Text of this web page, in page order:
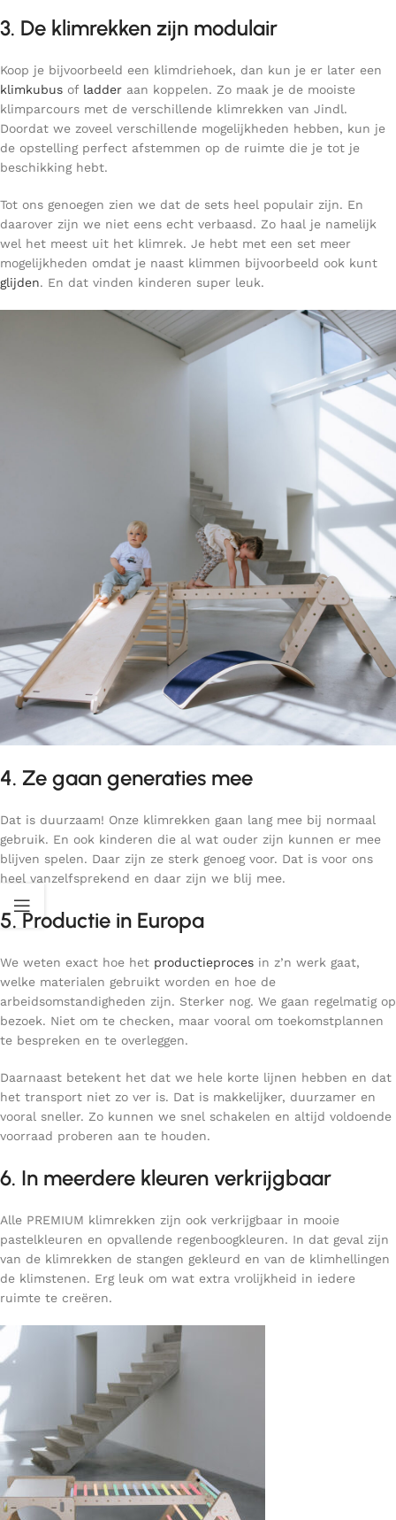
3. De klimrekken zijn modulair
Koop je bijvoorbeeld een klimdriehoek, dan kun je er later een
klimkubus of ladder aan koppelen. Zo maak je de mooiste
klimparcours met de verschillende klimrekken van Jindl.
Doordat we zoveel verschillende mogelijkheden hebben, kun je
de opstelling perfect afstemmen op de ruimte die je tot je
beschikking hebt.
Tot ons genoegen zien we dat de sets heel populair zijn. En
daarover zijn we niet eens echt verbaasd. Zo haal je namelijk
wel het meest uit het klimrek. Je hebt met een set meer
mogelijkheden omdat je naast klimmen bijvoorbeeld ook kunt
glijden. En dat vinden kinderen super leuk.
4. Ze gaan generaties mee
Dat is duurzaam! Onze klimrekken gaan lang mee bij normaal
gebruik. En ook kinderen die al wat ouder zijn kunnen er mee
blijven spelen. Daar zijn ze sterk genoeg voor. Dat is voor ons
heel vanzelfsprekend en daar zijn we blij mee.
5. Productie in Europa
We weten exact hoe het productieproces in z’n werk gaat,
welke materialen gebruikt worden en hoe de
arbeidsomstandigheden zijn. Sterker nog. We gaan regelmatig op
bezoek. Niet om te checken, maar vooral om toekomstplannen
te bespreken en te overleggen.
Daarnaast betekent het dat we hele korte lijnen hebben en dat
het transport niet zo ver is. Dat is makkelijker, duurzamer en
vooral sneller. Zo kunnen we snel schakelen en altijd voldoende
voorraad proberen aan te houden.
6. In meerdere kleuren verkrijgbaar
Alle PREMIUM klimrekken zijn ook verkrijgbaar in mooie
pastelkleuren en opvallende regenboogkleuren. In dat geval zijn
van de klimrekken de stangen gekleurd en van de klimhellingen
de klimstenen. Erg leuk om wat extra vrolijkheid in iedere
ruimte te creëren.